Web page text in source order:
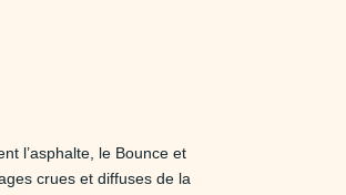
l’asphalte, le Bounce et
crues et diffuses de la